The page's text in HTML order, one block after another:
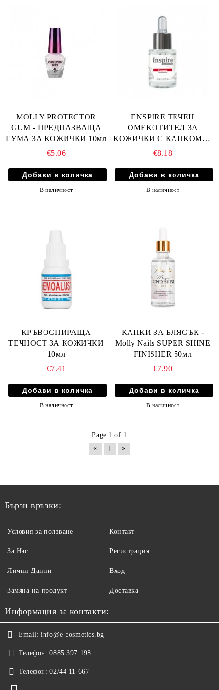
MOLLY PROTECTOR
GUM - ПРЕДПАЗВАЩА
ГУМА ЗА КОЖИЧКИ 10мл
€5.06
В наличност
ENSPIRE ТЕЧЕН
ОМЕКОТИТЕЛ ЗА
КОЖИЧКИ С КАПКОМЕР
15мл
€8.18
В наличност
КРЪВОСПИРАЩА
ТЕЧНОСТ ЗА КОЖИЧКИ
10мл
€7.41
В наличност
КАПКИ ЗА БЛЯСЪК -
Molly Nails SUPER SHINE
FINISHER 50мл
€7.90
В наличност
Page 1 of 1
«
1 »
Бързи връзки:
Условия за ползване
За Нас
Лични Данни
Замяна на продукт
Контакт
Регистрация
Вход
Доставка
Информация за контакти:
Email: info@e-cosmetics.bg
Телефон: 0885 397 198
Телефон: 02/44 11 667